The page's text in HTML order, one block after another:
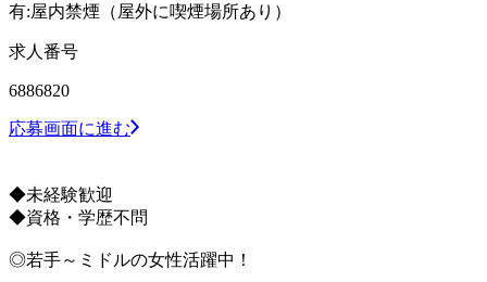
有:屋内禁煙（屋外に喫煙場所あり）
求人番号
6886820
応募画面に進む
◆未経験歓迎
◆資格・学歴不問
◎若手～ミドルの女性活躍中！